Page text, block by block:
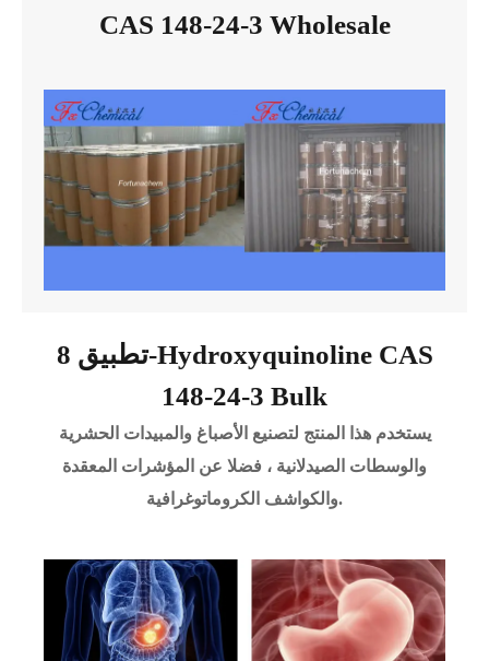
CAS 148-24-3 Wholesale
تطبيق 8-Hydroxyquinoline CAS
148-24-3 Bulk
يستخدم هذا المنتج لتصنيع الأصباغ والمبيدات الحشرية
والوسطات الصيدلانية ، فضلا عن المؤشرات المعقدة
والكواشف الكروماتوغرافية.